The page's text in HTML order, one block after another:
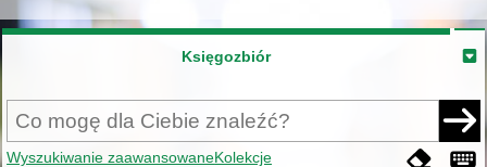
Księgozbiór
Wyszukiwanie zaawansowaneKolekcje